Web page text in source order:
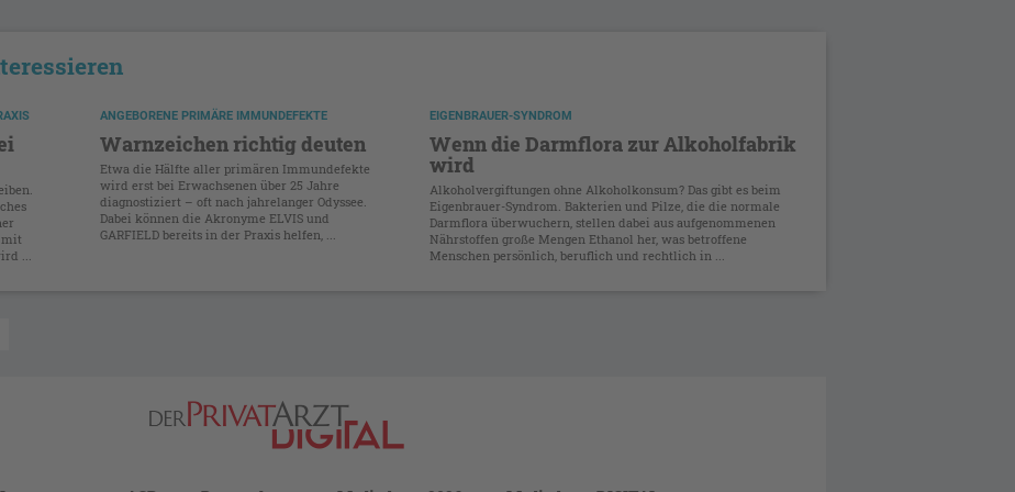
mit
...
ANGEBORENE PRIMÄRE IMMUNDEFEKTE
Warnzeichen richtig deuten
Etwa die Hälfte aller primären Immundefekte
wird erst bei Erwachsenen über 25 Jahre
diagnostiziert – oft nach jahrelanger Odyssee.
Dabei können die Akronyme ELVIS und
GARFIELD bereits in der Praxis helfen, ...
EIGENBRAUER-SYNDROM
Wenn die Darmflora zur Alkoholfabrik
wird
Alkoholvergiftungen ohne Alkoholkonsum? Das gibt es beim
Eigenbrauer-Syndrom. Bakterien und Pilze, die die normale
Darmflora überwuchern, stellen dabei aus aufgenommenen
Nährstoffen große Mengen Ethanol her, was betroffene
Menschen persönlich, beruflich und rechtlich in ...